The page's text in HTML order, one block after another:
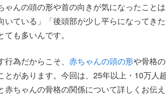
んの頭の形や首の向きが気になったことは
いている」「後頭部が少し平らになってき
も多いんです。
為だからこそ、 赤ちゃんの頭の形や骨格
とがあります。今回は、25年以上・10万人
赤ちゃんの骨格の関係について詳しくお伝